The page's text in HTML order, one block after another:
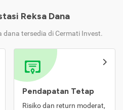
Reksa Dana
dana tersedia di Cermati Invest.
Pendapatan Tetap
Risiko dan return moderat,